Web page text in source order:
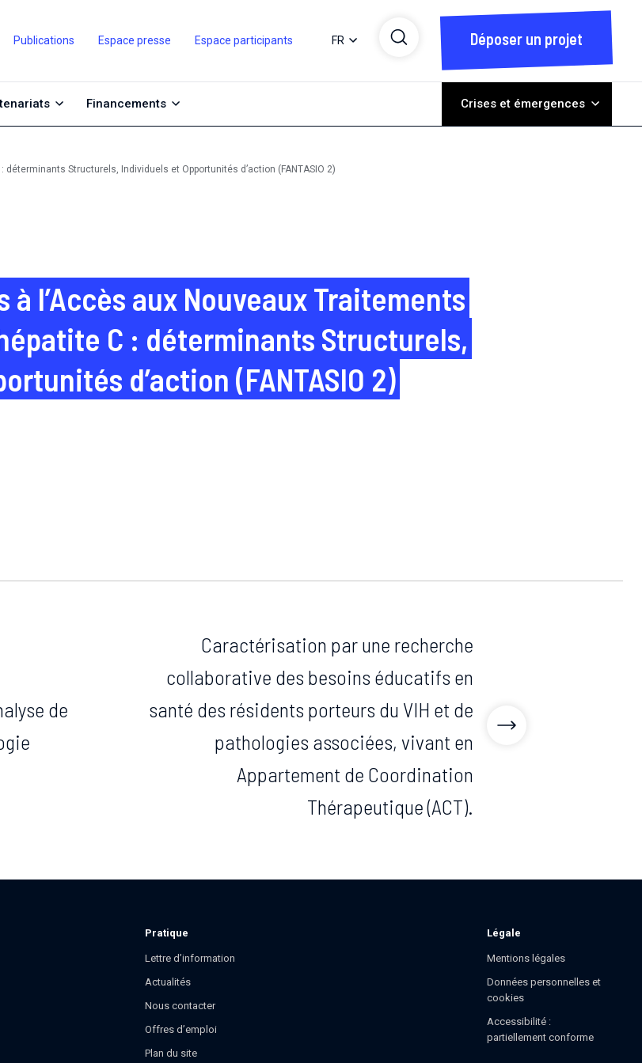
Publications Espace presse Espace participants FR Déposer un projet
Financements Crises et émergences
Facteurs associés à l’Accès aux Nouveaux Traitements Antiviraux pour l’hépatite C : déterminants Structurels, Individuels et Opportunités d’action (FANTASIO 2)
à l’Accès aux Nouveaux Traitements
C : déterminants Structurels,
d’action (FANTASIO 2)
de
Caractérisation par une recherche
collaborative des besoins éducatifs en
santé des résidents porteurs du VIH et de
pathologies associées, vivant en
Appartement de Coordination
Thérapeutique (ACT).
Pratique
Lettre d’information
Actualités
Nous contacter
Offres d’emploi
Plan du site
Légale
Mentions légales
Données personnelles et
cookies
Accessibilité :
partiellement conforme